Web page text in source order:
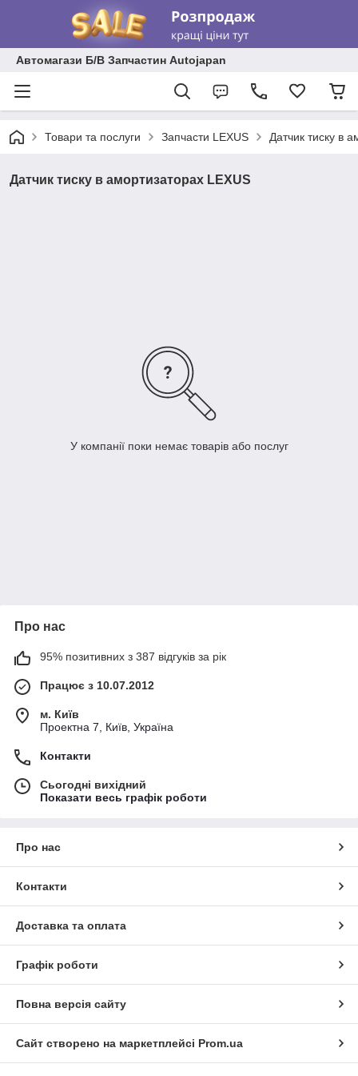
Автомагази Б/В Запчастин Autojapan
Товари та послуги Запчасти LEXUS Датчик тиску в
Датчик тиску в амортизаторах LEXUS
У компанії поки немає товарів або послуг
Про нас
95% позитивних з 387 відгуків за рік
Працює з 10.07.2012
м. Київ
Проектна 7, Київ, Україна
Контакти
Сьогодні вихідний
Показати весь графік роботи
Про нас
Контакти
Доставка та оплата
Графік роботи
Повна версія сайту
Сайт створено на маркетплейсі Prom.ua